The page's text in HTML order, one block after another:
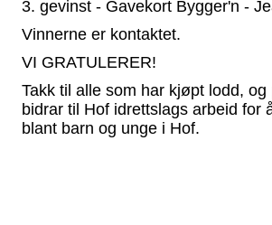
3. gevinst - Gavekort Bygger'n -
Vinnerne er kontaktet.
VI GRATULERER!
Takk til alle som har kjøpt lodd, og
bidrar til Hof idrettslags arbeid for
blant barn og unge i Hof.